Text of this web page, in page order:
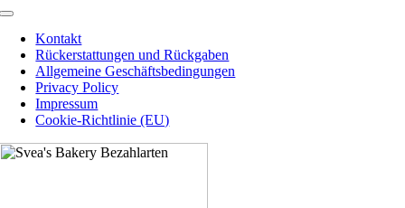
Toggle
Navigation
Kontakt
Rückerstattungen und Rückgaben
Allgemeine Geschäftsbedingungen
Privacy Policy
Impressum
Cookie-Richtlinie (EU)